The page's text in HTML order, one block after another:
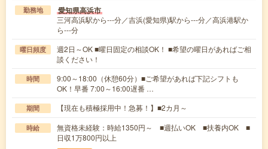
勤務地 愛知県高浜市
三河高浜駅から---分／吉浜(愛知県)駅から---分／高浜港駅か
ら---分
曜日頻度
週2日～OK ■曜日固定の相談OK！ ■希望の曜日があればご相
談ください！
時間
9:00～18:00（休憩60分）■ご希望があれば下記シフトも
OK！早番 7:00～16:00遅番 …
期間 【現在も積極採用中！急募！】■2カ月～
時給
無資格未経験：時給1350円～ ■週払いOK ■扶養内OK ■
日収1万800円以上